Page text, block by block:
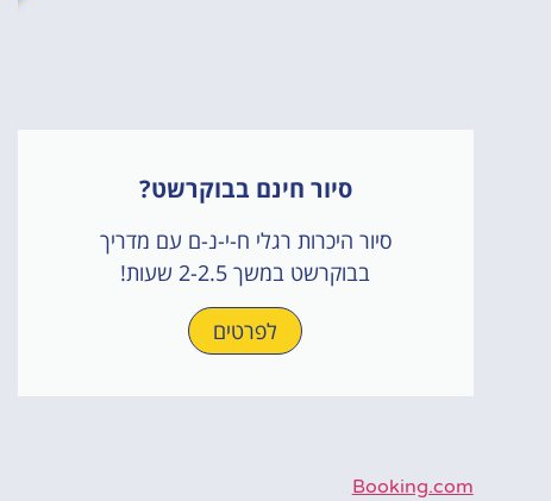
סיור חינם בבוקרשט?
סיור היכרות רגלי ח-י-נ-ם עם מדריך
בבוקרשט במשך 2-2.5 שעות!
לפרטים
Booking.com